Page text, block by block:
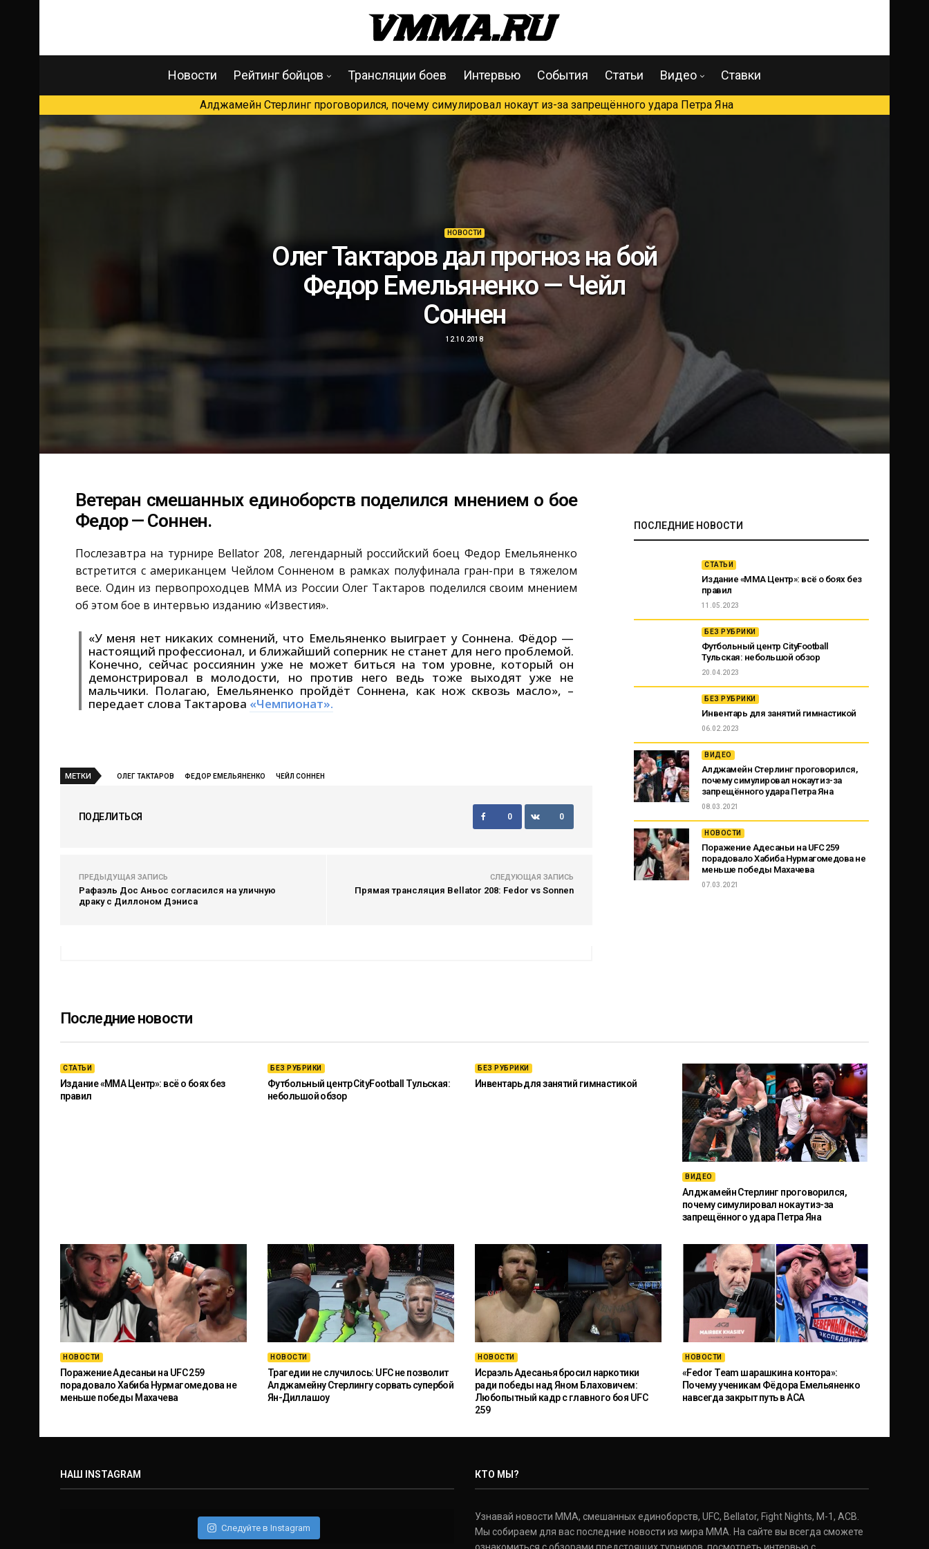
Новости Рейтинг бойцов Трансляции боев Интервью События Статьи Видео Ставки
Алджамейн Стерлинг проговорился, почему симулировал нокаут из-за запрещённого удара Петра Яна
НОВОСТИ
Олег Тактаров дал прогноз на бой
Федор Емельяненко — Чейл
Соннен
12.10.2018
Ветеран смешанных единоборств поделился мнением о бое
Федор — Соннен.
Послезавтра на турнире Bellator 208, легендарный российский боец Федор Емельяненко
встретится с американцем Чейлом Сонненом в рамках полуфинала гран-при в тяжелом
весе. Один из первопроходцев ММА из России Олег Тактаров поделился своим мнением
об этом бое в интервью изданию «Известия».
«У меня нет никаких сомнений, что Емельяненко выиграет у Соннена. Фёдор —
настоящий профессионал, и ближайший соперник не станет для него проблемой.
Конечно, сейчас россиянин уже не может биться на том уровне, который он
демонстрировал в молодости, но против него ведь тоже выходят уже не
мальчики. Полагаю, Емельяненко пройдёт Соннена, как нож сквозь масло», –
передает слова Тактарова «Чемпионат».
МЕТКИ ОЛЕГ ТАКТАРОВ ФЕДОР ЕМЕЛЬЯНЕНКО ЧЕЙЛ СОННЕН
ПОДЕЛИТЬСЯ 0 0
ПРЕДЫДУЩАЯ ЗАПИСЬ
Рафаэль Дос Аньос согласился на уличную
драку с Диллоном Дэниса
СЛЕДУЮЩАЯ ЗАПИСЬ
Прямая трансляция Bellator 208: Fedor vs Sonnen
ПОСЛЕДНИЕ НОВОСТИ
СТАТЬИ
Издание «ММА Центр»: всё о боях без
правил
11.05.2023
БЕЗ РУБРИКИ
Футбольный центр CityFootball
Тульская: небольшой обзор
20.04.2023
БЕЗ РУБРИКИ
Инвентарь для занятий гимнастикой
06.02.2023
ВИДЕО
Алджамейн Стерлинг проговорился,
почему симулировал нокаут из-за
запрещённого удара Петра Яна
08.03.2021
НОВОСТИ
Поражение Адесаньи на UFC 259
порадовало Хабиба Нурмагомедова не
меньше победы Махачева
07.03.2021
Последние новости
СТАТЬИ
Издание «ММА Центр»: всё о боях без
правил
БЕЗ РУБРИКИ
Футбольный центр CityFootball Тульская:
небольшой обзор
БЕЗ РУБРИКИ
Инвентарь для занятий гимнастикой
ВИДЕО
Алджамейн Стерлинг проговорился,
почему симулировал нокаут из-за
запрещённого удара Петра Яна
НОВОСТИ
Поражение Адесаньи на UFC 259
порадовало Хабиба Нурмагомедова не
меньше победы Махачева
НОВОСТИ
Трагедии не случилось: UFC не позволит
Алджамейну Стерлингу сорвать супербой
Ян-Диллашоу
НОВОСТИ
Исраэль Адесанья бросил наркотики
ради победы над Яном Блаховичем:
Любопытный кадр с главного боя UFC
259
НОВОСТИ
«Fedor Team шарашкина контора»:
Почему ученикам Фёдора Емельяненко
навсегда закрыт путь в ACA
НАШ INSTAGRAM
Следуйте в Instagram
КТО МЫ?
Узнавай новости ММА, смешанных единоборств, UFC, Bellator, Fight Nights, M-1, ACB.
Мы собираем для вас последние новости из мира ММА. На сайте вы всегда сможете